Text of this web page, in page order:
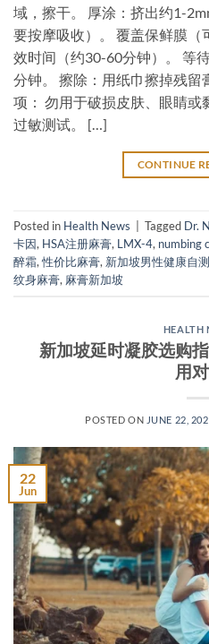
域，擦干。 厚涂：挤出约1-
要按摩吸收）。 覆盖保鲜膜（
效时间（约30-60分钟）。 等
分钟。 擦除：用纸巾擦掉残留
项： 勿用于破损皮肤、眼睛或
过敏测试。 […]
CONTINUE
Posted in Health News Tagged Dr.
卡因, HSA注册麻膏, LMX-4, numbing
醉霜,性价比麻膏, 新加坡男性健康自测
纹身麻膏, 麻膏新加坡
HEALTH
新加坡延时凝胶选购
用
POSTED ON JUNE 22,
22
Jun